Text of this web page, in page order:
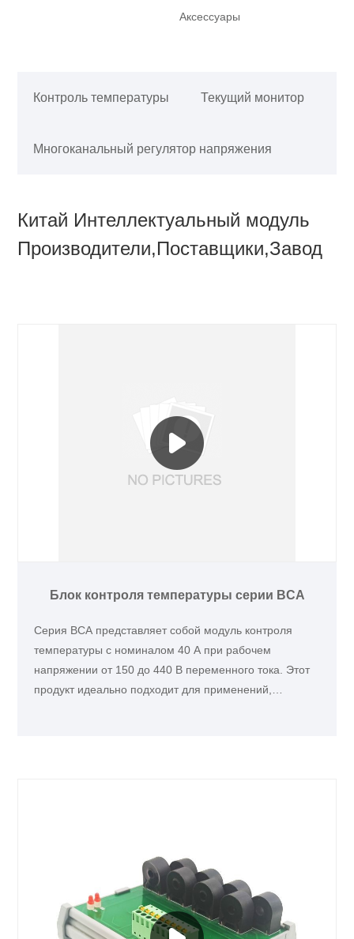
Аксессуары
Контроль температуры Текущий монитор
Многоканальный регулятор напряжения
Китай Интеллектуальный модуль
Производители,Поставщики,Завод
Блок контроля температуры серии BCA
Серия BCA представляет собой модуль контроля
температуры с номиналом 40 А при рабочем
напряжении от 150 до 440 В переменного тока. Этот
продукт идеально подходит для применений,